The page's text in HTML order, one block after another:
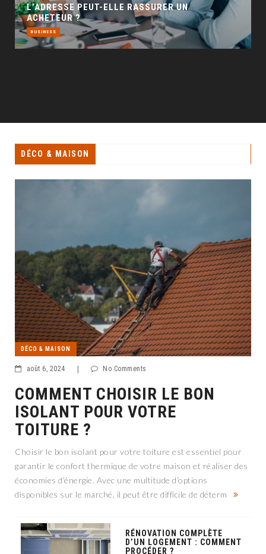
DÉCO & MAISON
DÉCO & MAISON
août 6, 2024 No Comments
COMMENT CHOISIR LE BON
ISOLANT POUR VOTRE
TOITURE ?
Choisir le bon isolant pour votre toiture est essentiel pour
garantir le confort thermique de votre maison et réaliser des
économies d’énergie. Avec une multitude d’options
disponibles sur le marché, il peut être difficile de déterm
RÉNOVATION COMPLÈTE
D’UN LOGEMENT : COMMENT
PROCÉDER ?